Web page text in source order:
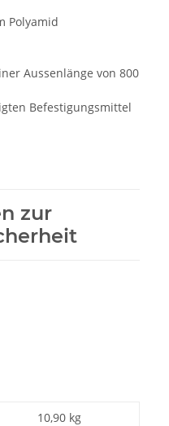
Polyamid
Aussenlänge von 800
Befestigungsmittel
zur
10,90 kg